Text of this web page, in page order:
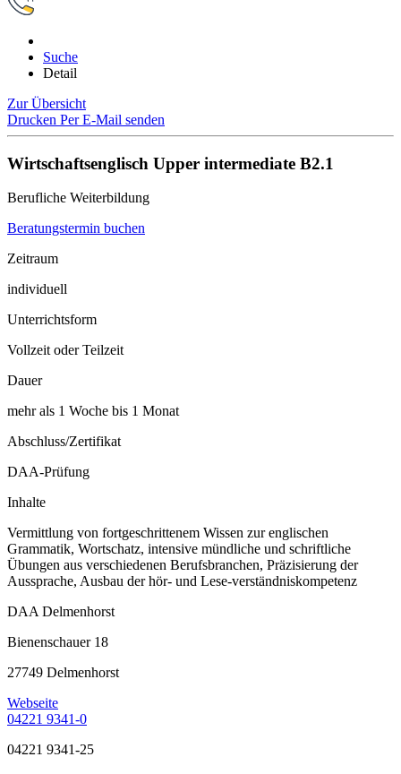
Suche
Detail
Zur Übersicht
Drucken Per E-Mail senden
Wirtschaftsenglisch Upper intermediate B2.1
Berufliche Weiterbildung
Beratungstermin buchen
Zeitraum
individuell
Unterrichtsform
Vollzeit oder Teilzeit
Dauer
mehr als 1 Woche bis 1 Monat
Abschluss/Zertifikat
DAA-Prüfung
Inhalte
Vermittlung von fortgeschrittenem Wissen zur englischen
Grammatik, Wortschatz, intensive mündliche und schriftliche
Übungen aus verschiedenen Berufsbranchen, Präzisierung der
Aussprache, Ausbau der hör- und Lese-verständniskompetenz
DAA Delmenhorst
Bienenschauer 18
27749 Delmenhorst
Webseite
04221 9341-0
04221 9341-25